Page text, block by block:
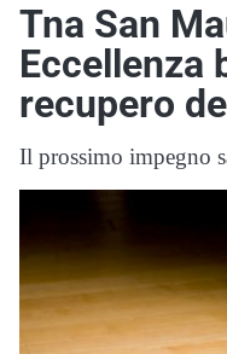
Tna San
Eccellenza
recupero
Il prossimo impegno